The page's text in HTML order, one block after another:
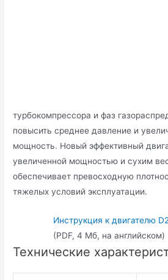
турбокомпрессора и фаз
повысить среднее давление и
мощность. Новый эффективный
увеличенной мощностью и сухим
обеспечивает превосходную
тяжелых условий эксплуатации.
Инструкция к двигателю
(PDF, 4 Мб, на английском)
Технические